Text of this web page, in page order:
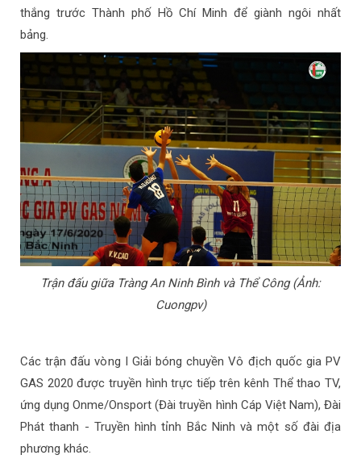
thắng trước Thành phố Hồ Chí Minh để giành ngôi nhất
bảng.
Trận đấu giữa Tràng An Ninh Bình và Thể Công (Ảnh:
Cuongpv)
Các trận đấu vòng I Giải bóng chuyền Vô địch quốc gia PV
GAS 2020 được truyền hình trực tiếp trên kênh Thể thao TV,
ứng dụng Onme/Onsport (Đài truyền hình Cáp Việt Nam), Đài
Phát thanh - Truyền hình tỉnh Bắc Ninh và một số đài địa
phương khác.